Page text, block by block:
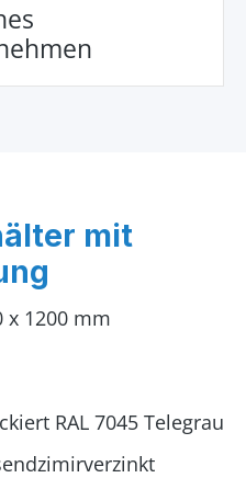
mit
x 1200 mm
RAL 7045 Telegrau